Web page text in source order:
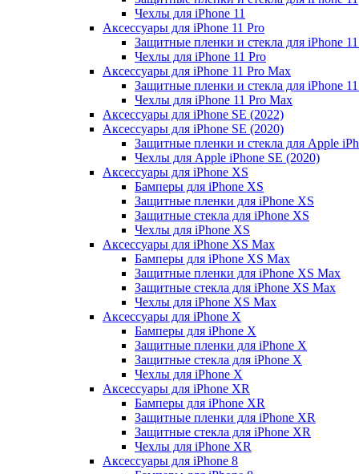
Чехлы для iPhone 11
Аксессуары для iPhone 11 Pro
Защитные пленки и стекла для iPhone
Чехлы для iPhone 11 Pro
Аксессуары для iPhone 11 Pro Max
Защитные пленки и стекла для iPhone
Чехлы для iPhone 11 Pro Max
Аксессуары для iPhone SE (2022)
Аксессуары для iPhone SE (2020)
Защитные пленки и стекла для Apple
Чехлы для Apple iPhone SE (2020)
Аксессуары для iPhone ХS
Бамперы для iPhone ХS
Защитные пленки для iPhone ХS
Защитные стекла для iPhone ХS
Чехлы для iPhone ХS
Аксессуары для iPhone ХS Max
Бамперы для iPhone XS Max
Защитные пленки для iPhone XS Max
Защитные стекла для iPhone XS Max
Чехлы для iPhone XS Max
Аксессуары для iPhone X
Бамперы для iPhone X
Защитные пленки для iPhone X
Защитные стекла для iPhone X
Чехлы для iPhone X
Аксессуары для iPhone XR
Бамперы для iPhone XR
Защитные пленки для iPhone XR
Защитные стекла для iPhone XR
Чехлы для iPhone XR
Аксессуары для iPhone 8